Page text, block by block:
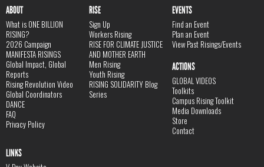
ABOUT
What is ONE BILLION
RISING?
2026 Campaign
MANIFESTA RISINGS
Global Impact, Global
Reports
Rising Revolution Video
Global Coordinators
DANCE
FAQ
Privacy Policy
RISE
Sign Up
Workers Rising
RISE FOR CLIMATE JUSTICE
AND MOTHER EARTH
Men Rising
Youth Rising
RISING SOLIDARITY Blog
Series
EVENTS
Find an Event
Plan an Event
View Past Risings/Events
ACTIONS
GLOBAL VIDEOS
Toolkits
Campus Rising Toolkit
Media Downloads
Store
Contact
LINKS